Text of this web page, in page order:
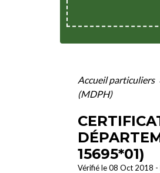
Accueil particuliers
(MDPH)
15695*01)
Vérifié le 08 Oct 2018